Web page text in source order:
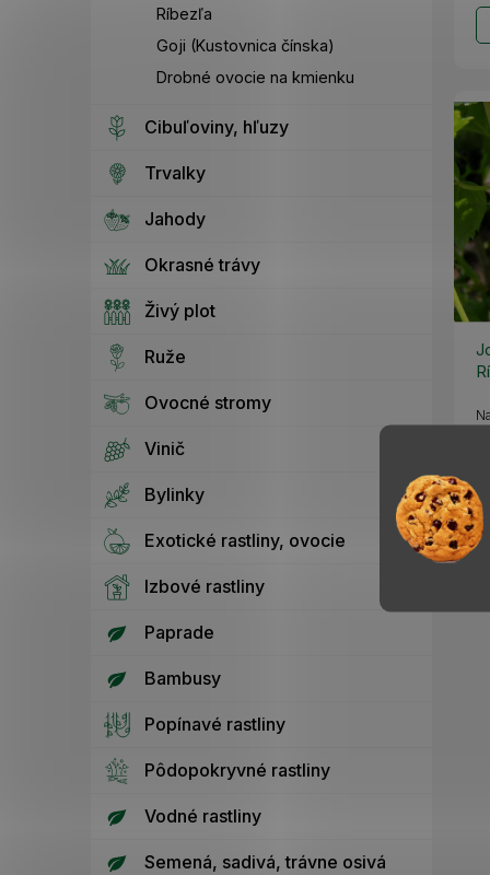
Ríbezľa
Goji (Kustovnica čínska)
Drobné ovocie na kmienku
Cibuľoviny, hľuzy
Trvalky
Jahody
Okrasné trávy
Živý plot
Ruže
Ovocné stromy
Vinič
Bylinky
Exotické rastliny, ovocie
Izbové rastliny
Paprade
Bambusy
Popínavé rastliny
Pôdopokryvné rastliny
Vodné rastliny
Semená, sadivá, trávne osivá